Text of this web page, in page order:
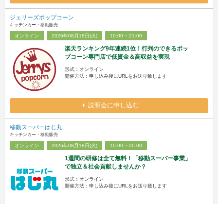
ジェリーズポップコーン
キッチンカー・移動販売
オンライン 2026年08月18日(火) 10:00 ~ 21:00
楽天ランキング9年連続1位！行列のできるポッ
プコーン専門店で低資金＆高収益を実現
形式：オンライン
開催方法：申し込み後にURLをお送り致します
説明会に申し込む
移動スーパーはじ丸
キッチンカー・移動販売
オンライン 2026年08月18日(火) 10:00 ~ 20:00
1週間の研修は全て無料！「移動スーパー事業」
で独立＆社会貢献しませんか？
形式：オンライン
開催方法：申し込み後にURLをお送り致します